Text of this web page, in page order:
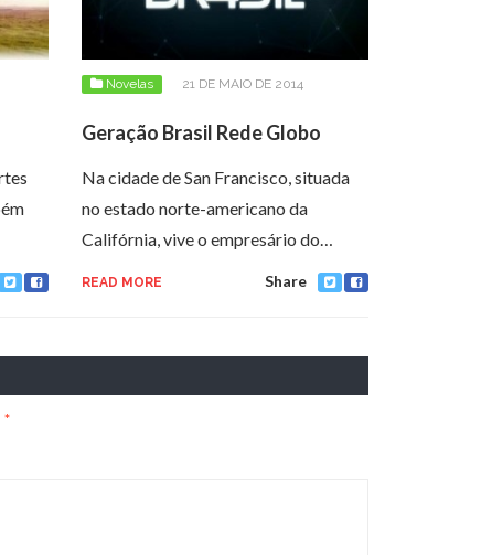
Novelas 21 DE MAIO DE 2014
Geração Brasil Rede Globo
Na cidade de San Francisco, situada
no estado norte-americano da
Califórnia, vive o empresário do…
READ MORE Share
*